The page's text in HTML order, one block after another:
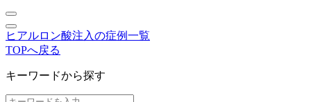
ヒアルロン酸注入の症例一覧
TOPへ戻る
キーワードから探す